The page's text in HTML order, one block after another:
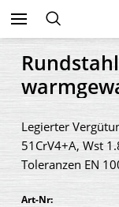
Legierter
51CrV4+A, Wst
Toleranzen EN
Art-Nr: